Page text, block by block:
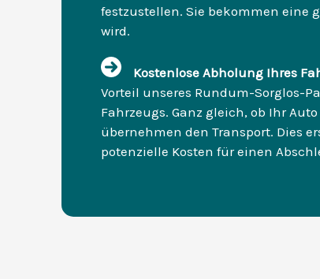
festzustellen. Sie bekommen eine
wird.
Kostenlose Abholung Ihres
Vorteil unseres Rundum-Sorglos-
Fahrzeugs. Ganz gleich, ob Ihr
übernehmen den Transport. Dies
potenzielle Kosten für einen